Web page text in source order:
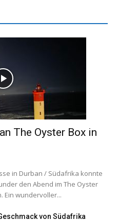
The Oyster Box in
in Durban / Südafrika konnte
den Abend im The Oyster
Ein wundervoller...
von Südafrika